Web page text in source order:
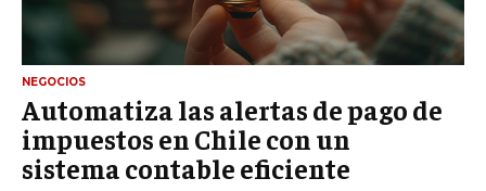
NEGOCIOS
Automatiza las alertas de pago de
impuestos en Chile con un
sistema contable eficiente